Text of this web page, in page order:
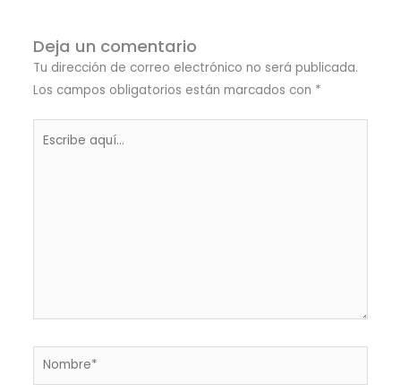
Deja un comentario
Tu dirección de correo electrónico no será publicada.
Los campos obligatorios están marcados con *
Nombre*